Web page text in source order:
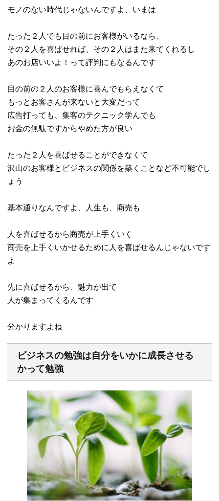
モノのない時代じゃないんですよ、いまは
たった２人でも目の前にお客様がいるなら、
その２人を喜ばせれば、その２人はまた来てくれるし
あのお店いいよ！って評判にもなるんです
目の前の２人のお客様に喜んでもらえなくて
もっとお客さんが来ないと大変だって
広告打っても、集客のテクニック学んでも
お金の無駄ですからやめた方が良い
たった２人を喜ばせることができなくて
沢山のお客様とビジネスの関係を築くことなど不可能でし
ょう
基本通りなんですよ、人生も、商売も
人を喜ばせるから商売が上手くいく
商売を上手くいかせるために人を喜ばせるんじゃないです
よ
先に喜ばせるから、魅力が出て
人が集まってくるんです
分かりますよね
ビジネスの勉強は自分をいかに成長させる
かって勉強